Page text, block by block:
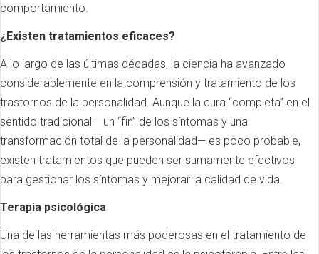
comportamiento.
¿Existen tratamientos eficaces?
A lo largo de las últimas décadas, la ciencia ha avanzado
considerablemente en la comprensión y tratamiento de los
trastornos de la personalidad. Aunque la cura “completa” en el
sentido tradicional —un “fin” de los síntomas y una
transformación total de la personalidad— es poco probable,
existen tratamientos que pueden ser sumamente efectivos
para gestionar los síntomas y mejorar la calidad de vida.
Terapia psicológica
Una de las herramientas más poderosas en el tratamiento de